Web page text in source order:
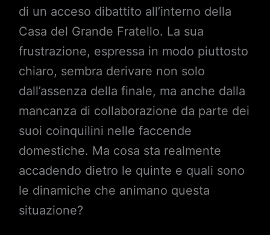
di un acceso dibattito all’interno della
Casa del Grande Fratello. La sua
frustrazione, espressa in modo piuttosto
chiaro, sembra derivare non solo
dall’assenza della finale, ma anche dalla
mancanza di collaborazione da parte dei
suoi coinquilini nelle faccende
domestiche. Ma cosa sta realmente
accadendo dietro le quinte e quali sono
le dinamiche che animano questa
situazione?